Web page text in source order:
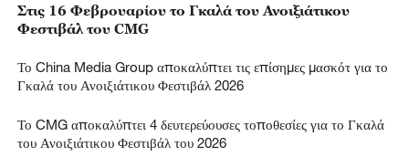
Στις 16 Φεβρουαρίου το Γκαλά του Ανοιξιάτικου
Φεστιβάλ του CMG
Το China Media Group αποκαλύπτει τις επίσημες μασκότ για το
Γκαλά του Ανοιξιάτικου Φεστιβάλ 2026
Το CMG αποκαλύπτει 4 δευτερεύουσες τοποθεσίες για το Γκαλά
του Ανοιξιάτικου Φεστιβάλ του 2026